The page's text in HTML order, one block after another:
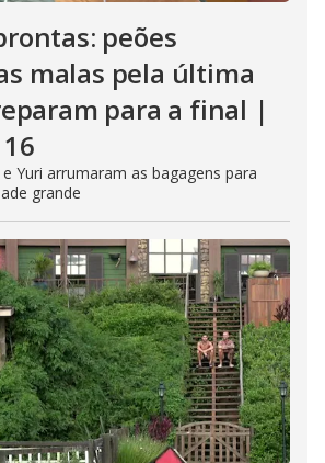
peões
malas pela última
para a final |
e Yuri arrumaram as bagagens para
grande